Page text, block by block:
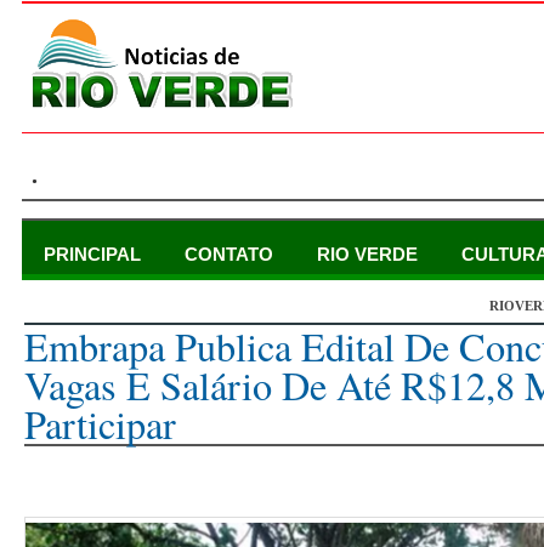
.
PRINCIPAL CONTATO RIO VERDE
Embrapa Publica Edital De
Vagas E Salário De Até R$12,8
Participar